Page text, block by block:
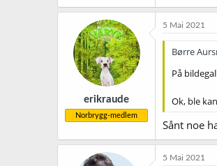
erikraude
Norbrygg-medlem
5 Mai 2021
Børre
På
Ok, ble
Sånt noe
5 Mai 2021